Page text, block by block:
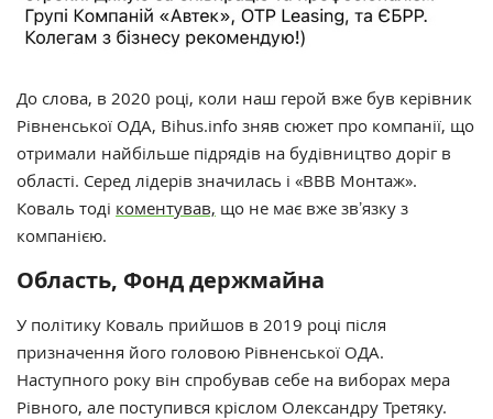
До слова, в 2020 році, коли наш герой вже був керівник
Рівненської ОДА, Bihus.info зняв сюжет про компанії, що
отримали найбільше підрядів на будівництво доріг в
області. Серед лідерів значилась і «ВВВ Монтаж».
Коваль тоді коментував, що не має вже звʼязку з
компанією.
Область, Фонд держмайна
У політику Коваль прийшов в 2019 році після
призначення його головою Рівненської ОДА.
Наступного року він спробував себе на виборах мера
Рівного, але поступився кріслом Олександру Третяку.